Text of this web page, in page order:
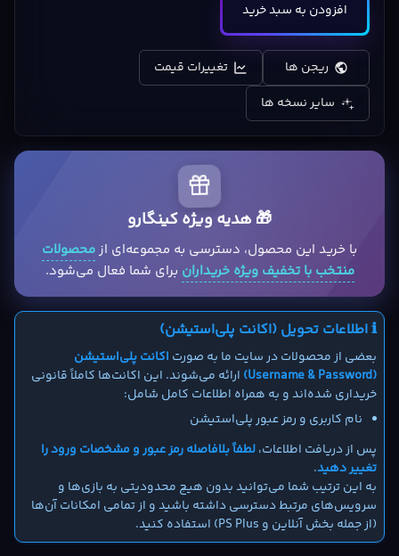
افزودن به سبد خرید
ریجن ها
تغییرات قیمت
سایر نسخه ها
🎁 هدیه ویژه کینگارو
با خرید این محصول، دسترسی به مجموعه‌ای ازمحصولات
منتخب با تخفیف ویژه خریداران برای شما فعال می‌شود.
ℹ️ اطلاعات تحویل (اکانت پلی‌استیشن)
بعضی از محصولات در سایت ما به صورت اکانت پلی‌استیشن
(Username & Password)
ارائه می‌شوند. این اکانت‌ها کاملاً قانونی
خریداری شده‌اند و به همراه اطلاعات کامل شامل:
نام کاربری و رمز عبور پلی‌استیشن
پس از دریافت اطلاعات،لطفاً بلافاصله رمز عبور و مشخصات ورود را
تغییر دهید.
به این ترتیب شما می‌توانید بدون هیچ محدودیتی به بازی‌ها و
سرویس‌های مرتبط دسترسی داشته باشید و از تمامی امکانات آن‌ها
(از جمله بخش آنلاین و PS Plus) استفاده کنید.